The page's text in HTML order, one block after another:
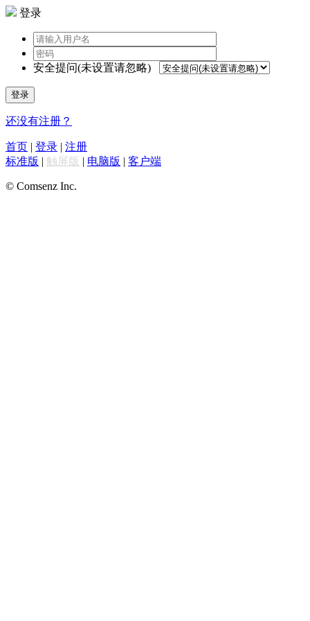
登录
安全提问(未设置请忽略)
登录
还没有注册？
首页 | 登录 | 注册
标准版 | 触屏版 | 电脑版 | 客户端
© Comsenz Inc.